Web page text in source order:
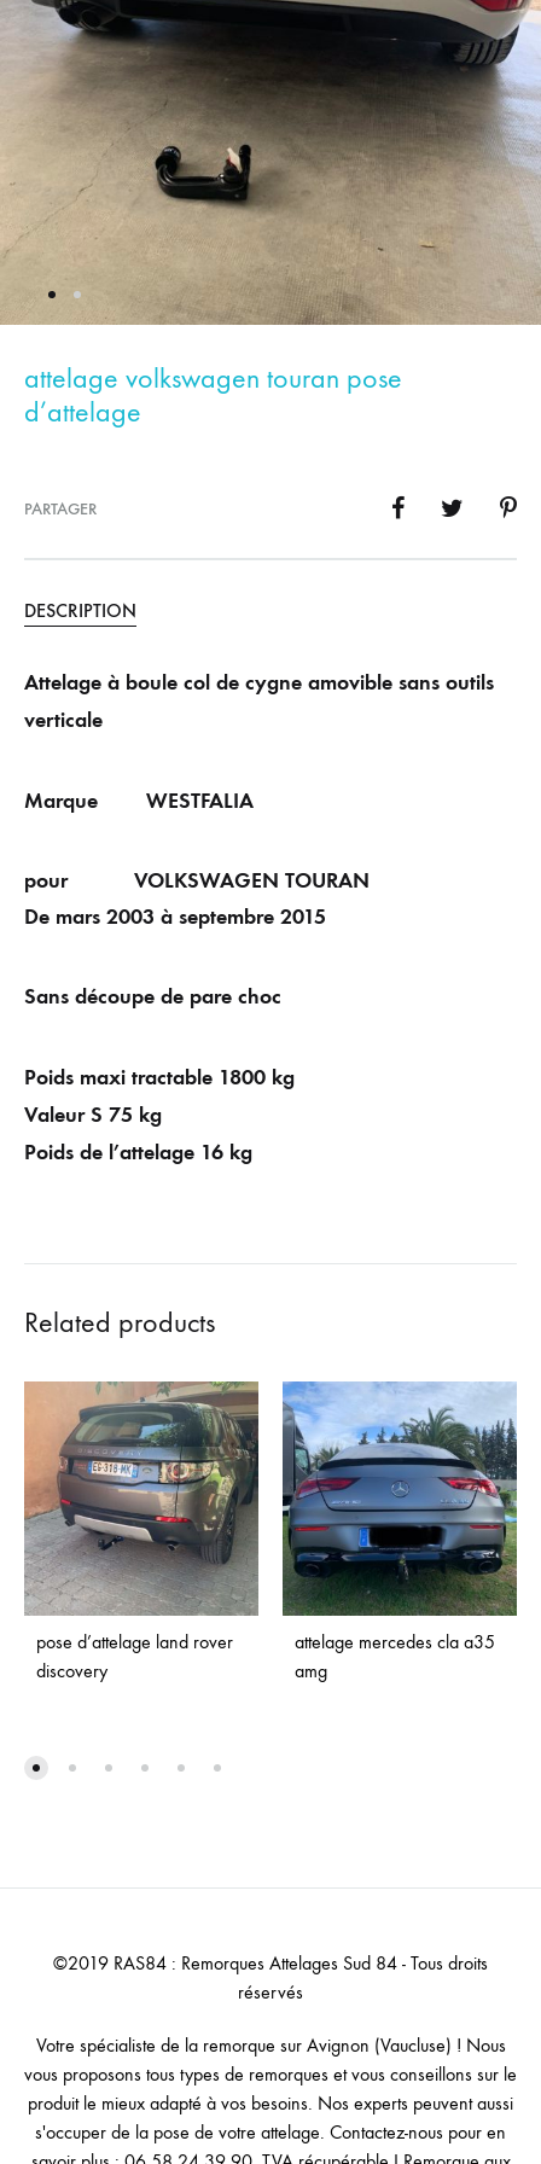
attelage volkswagen touran pose
d’attelage
PARTAGER
DESCRIPTION
Attelage à boule col de cygne amovible sans outils
verticale
Marque WESTFALIA
pour VOLKSWAGEN TOURAN
De mars 2003 à septembre 2015
Sans découpe de pare choc
Poids maxi tractable 1800 kg
Valeur S 75 kg
Poids de l’attelage 16 kg
Related products
pose d’attelage land rover
discovery
attelage mercedes cla a35
amg
Votre spécialiste de la remorque sur Avignon (Vaucluse) ! Nous
vous proposons tous types de remorques et vous conseillons sur le
produit le mieux adapté à vos besoins. Nos experts peuvent aussi
s'occuper de la pose de votre attelage. Contactez-nous pour en
©2019 RAS84 : Remorques Attelages Sud 84 - Tous droits
réservés